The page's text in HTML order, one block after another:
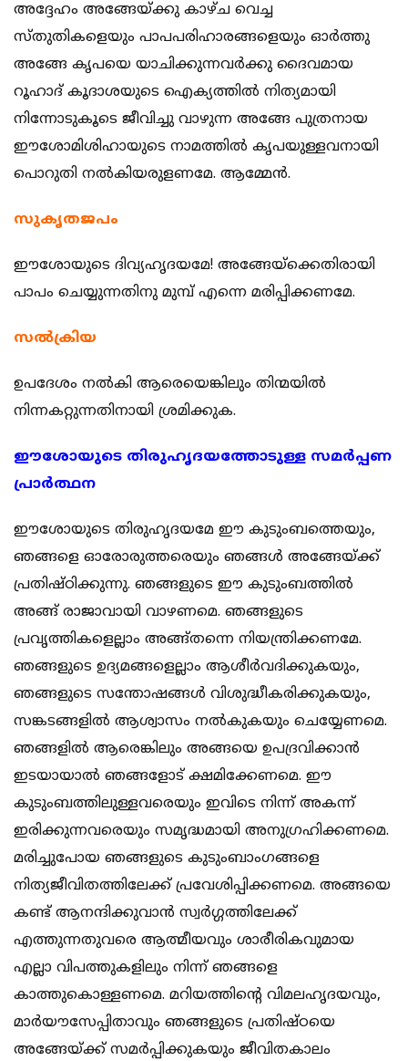
അദ്ദേഹം അങ്ങേയ്ക്കു കാഴ്ച വെച്ച
സ്തുതികളെയും പാപപരിഹാരങ്ങളെയും ഓര്‍ത്തു
അങ്ങേ കൃപയെ യാചിക്കുന്നവര്‍ക്കു ദൈവമായ
റൂഹാദ് കൂദാശയുടെ ഐക്യത്തില്‍ നിത്യമായി
നിന്നോടുകൂടെ ജീവിച്ചു വാഴുന്ന അങ്ങേ പുത്രനായ
ഈശോമിശിഹായുടെ നാമത്തില്‍ കൃപയുള്ളവനായി
പൊറുതി നല്‍കിയരുളണമേ. ആമ്മേന്‍.
സുകൃതജപം
ഈശോയുടെ ദിവ്യഹൃദയമേ! അങ്ങേയ്ക്കെതിരായി
പാപം ചെയ്യുന്നതിനു മുമ്പ് എന്നെ മരിപ്പിക്കണമേ.
സല്‍ക്രിയ
ഉപദേശം നല്‍കി ആരെയെങ്കിലും തിന്മയില്‍
നിന്നകറ്റുന്നതിനായി ശ്രമിക്കുക.
ഈശോയുടെ തിരുഹൃദയത്തോടുള്ള സമര്‍പ്പണ
പ്രാര്‍ത്ഥന
ഈശോയുടെ തിരുഹൃദയമേ ഈ കുടുംബത്തെയും,
ഞങ്ങളെ ഓരോരുത്തരെയും ഞങ്ങള്‍ അങ്ങേയ്ക്ക്
പ്രതിഷ്ഠിക്കുന്നു. ഞങ്ങളുടെ ഈ കുടുംബത്തില്‍
അങ്ങ് രാജാവായി വാഴണമെ. ഞങ്ങളുടെ
പ്രവൃത്തികളെല്ലാം അങ്ങ്തന്നെ നിയന്ത്രിക്കണമേ.
ഞങ്ങളുടെ ഉദ്യമങ്ങളെല്ലാം ആശീര്‍വദിക്കുകയും,
ഞങ്ങളുടെ സന്തോഷങ്ങള്‍ വിശുദ്ധീകരിക്കുകയും,
സങ്കടങ്ങളില്‍ ആശ്വാസം നല്‍കുകയും ചെയ്യേണമെ.
ഞങ്ങളില്‍ ആരെങ്കിലും അങ്ങയെ ഉപദ്രവിക്കാന്‍
ഇടയായാല്‍ ഞങ്ങളോട് ക്ഷമിക്കേണമെ. ഈ
കുടുംബത്തിലുള്ളവരെയും ഇവിടെ നിന്ന് അകന്ന്
ഇരിക്കുന്നവരെയും സമൃദ്ധമായി അനുഗ്രഹിക്കണമെ.
മരിച്ചുപോയ ഞങ്ങളുടെ കുടുംബാംഗങ്ങളെ
നിത്യജീവിതത്തിലേക്ക് പ്രവേശിപ്പിക്കണമെ. അങ്ങയെ
കണ്ട് ആനന്ദിക്കുവാന്‍ സ്വര്‍ഗ്ഗത്തിലേക്ക്
എത്തുന്നതുവരെ ആത്മീയവും ശാരീരികവുമായ
എല്ലാ വിപത്തുകളിലും നിന്ന് ഞങ്ങളെ
കാത്തുകൊള്ളണമെ. മറിയത്തിന്റെ വിമലഹൃദയവും,
മാര്‍യൗസേപ്പിതാവും ഞങ്ങളുടെ പ്രതിഷ്ഠയെ
അങ്ങേയ്ക്ക് സമര്‍പ്പിക്കുകയും ജീവിതകാലം